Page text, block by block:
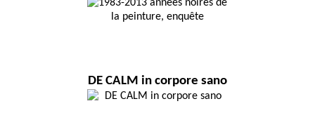
DE CALM in corpore sano